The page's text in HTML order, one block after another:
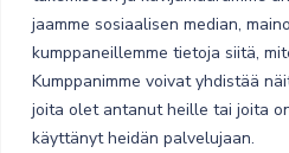
jaamme sosiaalisen median,
kumppaneillemme tietoja siitä,
Kumppanimme voivat yhdistää
joita olet antanut heille tai joita
käyttänyt heidän palvelujaan.
Tietosuojaseloste
Tietoturva